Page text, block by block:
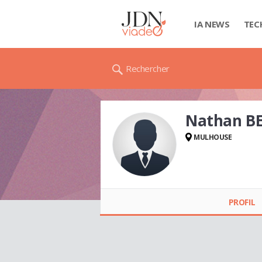
IA NEWS
Rechercher
Nathan
MULHOUSE
PROFIL